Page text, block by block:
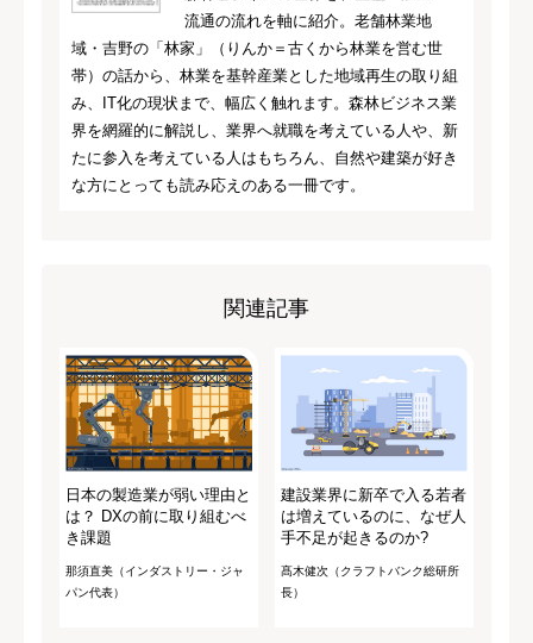
流通の流れを軸に紹介。老舗林業地
域・吉野の「林家」（りんか＝古くから林業を営む世
帯）の話から、林業を基幹産業とした地域再生の取り組
み、IT化の現状まで、幅広く触れます。森林ビジネス業
界を網羅的に解説し、業界へ就職を考えている人や、新
たに参入を考えている人はもちろん、自然や建築が好き
な方にとっても読み応えのある一冊です。
関連記事
日本の製造業が弱い理由と
は？ DXの前に取り組むべ
き課題
那須直美（インダストリー・ジャ
パン代表）
建設業界に新卒で入る若者
は増えているのに、なぜ人
手不足が起きるのか?
髙木健次（クラフトバンク総研所
長）